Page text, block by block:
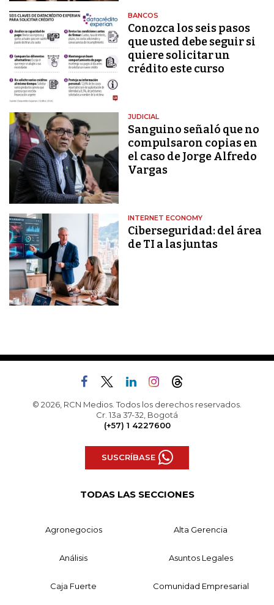
BANCOS
Conozca los seis pasos
que usted debe seguir si
quiere solicitar un
crédito este curso
JUDICIAL
Sanguino señaló que no
compulsaron copias en
el caso de Jorge Alfredo
Vargas
INTERNET ECONOMY
Ciberseguridad: del área
de TI a las juntas
© 2026, RCN Medios. Todos los derechos reservados.
Cr. 13a 37-32, Bogotá
(+57) 1 4227600
SUSCRÍBASE
TODAS LAS SECCIONES
Agronegocios Alta Gerencia
Análisis Asuntos Legales
Caja Fuerte Comunidad Empresarial